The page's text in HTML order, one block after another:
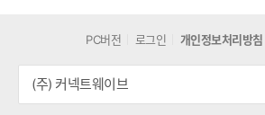
PC버전 로그인 개인정보처리방침
(주) 커넥트웨이브